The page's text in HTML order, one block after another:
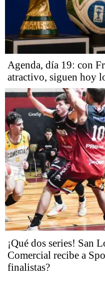
Agenda, día 19: con
atractivo, siguen hoy
¡Qué dos series! San
Comercial recibe a
finalistas?